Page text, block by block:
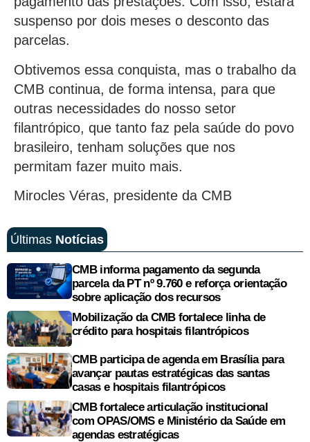
suspenso por dois meses o desconto das
parcelas.
Obtivemos essa conquista, mas o trabalho da
CMB continua, de forma intensa, para que
outras necessidades do nosso setor
filantrópico, que tanto faz pela saúde do povo
brasileiro, tenham soluções que nos
permitam fazer muito mais.
Mirocles Véras, presidente da CMB
Últimas Notícias
CMB informa pagamento da segunda
parcela da PT nº 9.760 e reforça orientação
sobre aplicação dos recursos
Mobilização da CMB fortalece linha de
crédito para hospitais filantrópicos
CMB participa de agenda em Brasília para
avançar pautas estratégicas das santas
casas e hospitais filantrópicos
CMB fortalece articulação institucional
com OPAS/OMS e Ministério da Saúde em
agendas estratégicas